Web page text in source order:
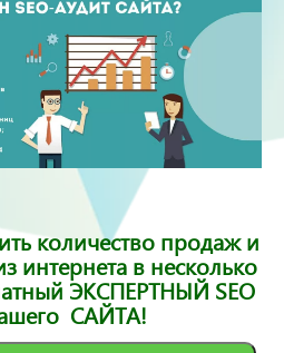
количество продаж и
интернета в несколько
ЭКСПЕРТНЫЙ SEO
САЙТА!